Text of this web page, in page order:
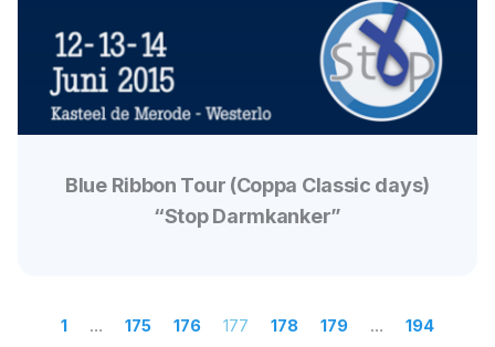
Blue Ribbon Tour (Coppa Classic days)
“Stop Darmkanker”
1 … 175 176 177 178 179 … 194